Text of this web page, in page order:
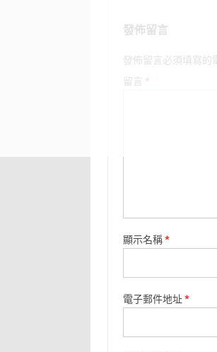
發佈留言
發佈留言必須填寫的
留言 *
顯示名稱*
電子郵件地址*